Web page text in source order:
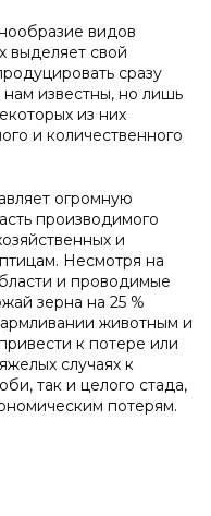
видов
выделяет свой
сразу
известны, но лишь
из них
и количественного
огромную
производимого
и
Несмотря на
и проводимые
зерна на 25 %
животным и
к потере или
случаях к
так и целого стада,
потерям.